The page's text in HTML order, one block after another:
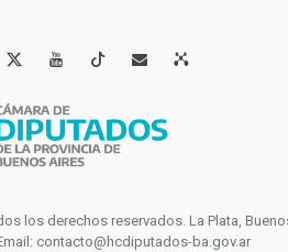
  
los derechos reservados. La Plata,
contacto@hcdiputados-ba.gov.ar